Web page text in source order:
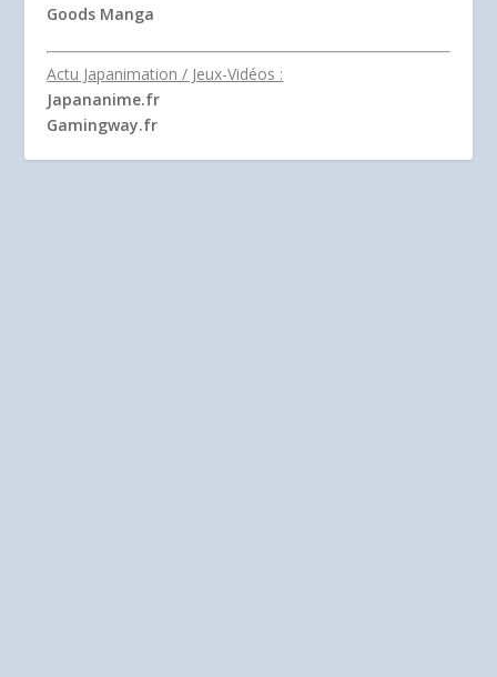
Goods Manga
Actu Japanimation / Jeux-Vidéos :
Japananime.fr
Gamingway.fr